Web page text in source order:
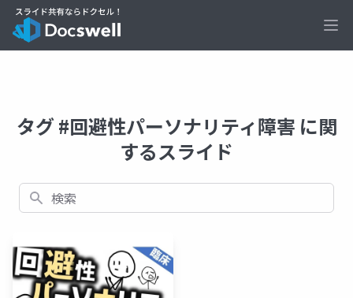
タグ #回避性パーソナリティ障害 に関
するスライド
検索